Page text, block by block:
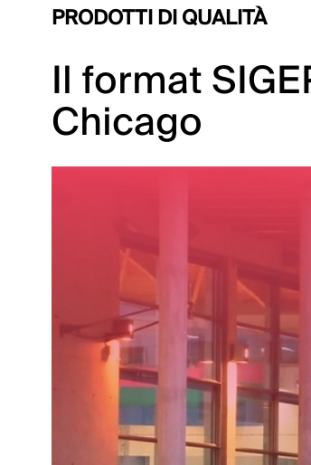
PRODOTTI DI QUALITÀ
Il format
Chicago